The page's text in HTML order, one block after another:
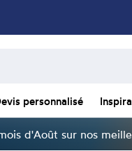
personnalisé
d'Août sur nos